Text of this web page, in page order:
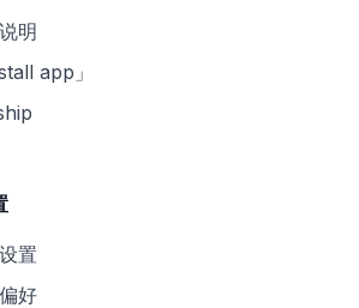
明
app」
置
好